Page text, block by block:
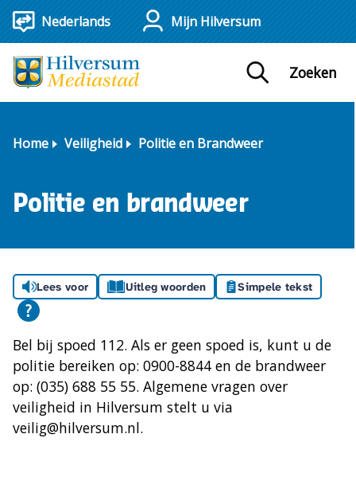
Mijn Hilversum
Zoeken
Home Veiligheid Politie en Brandweer
Politie en brandweer
Lees voor Uitleg woorden Simpele tekst
Bel bij spoed 112. Als er geen spoed is, kunt u de
politie bereiken op: 0900-8844 en de brandweer
op: (035) 688 55 55. Algemene vragen over
veiligheid in Hilversum stelt u via
veilig@hilversum.nl.